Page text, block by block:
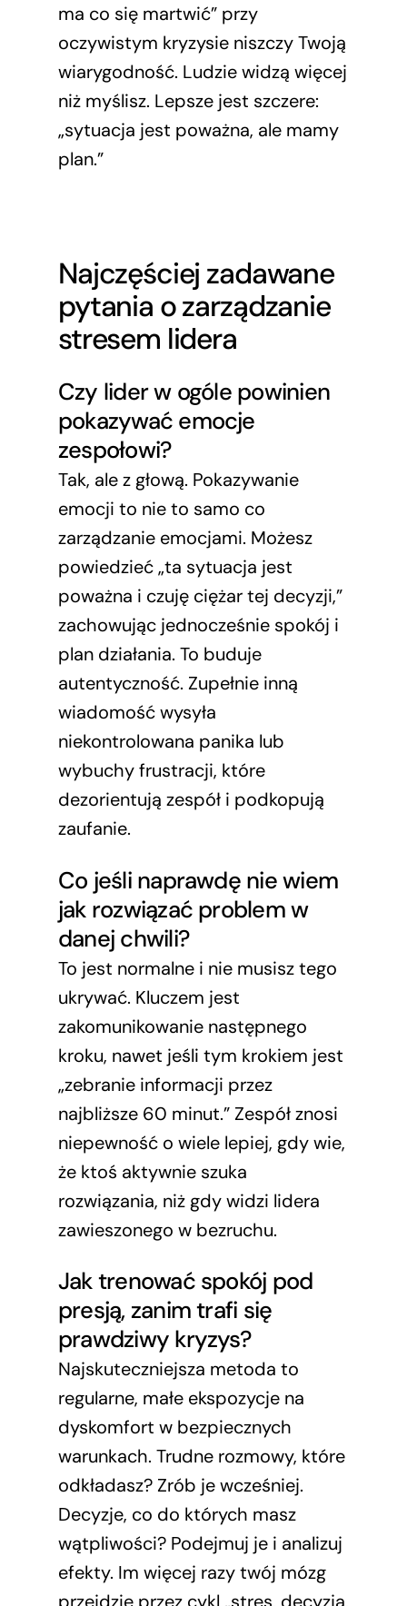
ma co się martwić” przy
oczywistym kryzysie niszczy Twoją
wiarygodność. Ludzie widzą więcej
niż myślisz. Lepsze jest szczere:
„sytuacja jest poważna, ale mamy
plan.”
Najczęściej zadawane
pytania o zarządzanie
stresem lidera
Czy lider w ogóle powinien
pokazywać emocje
zespołowi?
Tak, ale z głową. Pokazywanie
emocji to nie to samo co
zarządzanie emocjami. Możesz
powiedzieć „ta sytuacja jest
poważna i czuję ciężar tej decyzji,”
zachowując jednocześnie spokój i
plan działania. To buduje
autentyczność. Zupełnie inną
wiadomość wysyła
niekontrolowana panika lub
wybuchy frustracji, które
dezorientują zespół i podkopują
zaufanie.
Co jeśli naprawdę nie wiem
jak rozwiązać problem w
danej chwili?
To jest normalne i nie musisz tego
ukrywać. Kluczem jest
zakomunikowanie następnego
kroku, nawet jeśli tym krokiem jest
„zebranie informacji przez
najbliższe 60 minut.” Zespół znosi
niepewność o wiele lepiej, gdy wie,
że ktoś aktywnie szuka
rozwiązania, niż gdy widzi lidera
zawieszonego w bezruchu.
Jak trenować spokój pod
presją, zanim trafi się
prawdziwy kryzys?
Najskuteczniejsza metoda to
regularne, małe ekspozycje na
dyskomfort w bezpiecznych
warunkach. Trudne rozmowy, które
odkładasz? Zrób je wcześniej.
Decyzje, co do których masz
wątpliwości? Podejmuj je i analizuj
efekty. Im więcej razy twój mózg